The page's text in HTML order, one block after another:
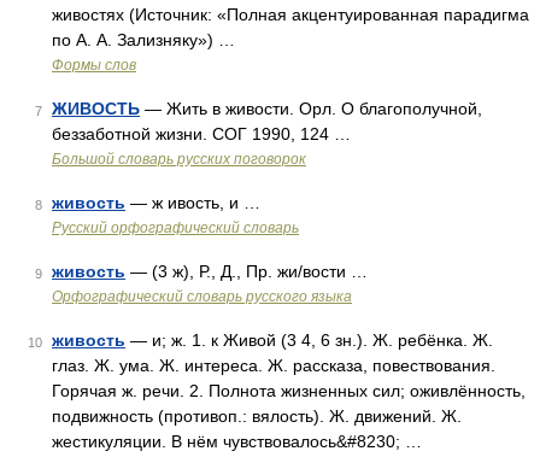
живостях (Источник: «Полная акцентуированная парадигма
по А. А. Зализняку») …
Формы слов
7 ЖИВОСТЬ — Жить в живости. Орл. О благополучной,
беззаботной жизни. СОГ 1990, 124 …
Большой словарь русских поговорок
8 живость — ж ивость, и …
Русский орфографический словарь
9 живость — (3 ж), Р., Д., Пр. жи/вости …
Орфографический словарь русского языка
10 живость — и; ж. 1. к Живой (3 4, 6 зн.). Ж. ребёнка. Ж.
глаз. Ж. ума. Ж. интереса. Ж. рассказа, повествования.
Горячая ж. речи. 2. Полнота жизненных сил; оживлённость,
подвижность (противоп.: вялость). Ж. движений. Ж.
жестикуляции. В нём чувствовалось&#8230; …